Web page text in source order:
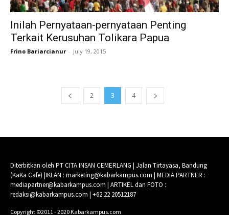
Inilah Pernyataan-pernyataan Penting
Terkait Kerusuhan Tolikara Papua
Frino Bariarcianur - July 19, 2015
2 3 4
Diterbitkan oleh PT CITA INSAN CEMERLANG | Jalan Tirtayasa, Bandung
(KaKa Cafe) |IKLAN : marketing@kabarkampus.com | MEDIA PARTNER :
mediapartner@kabarkampus.com | ARTIKEL dan FOTO :
redaksi@kabarkampus.com | +62 22 20512187
Copyright ©2011 - 2020 Kabarkampus.com